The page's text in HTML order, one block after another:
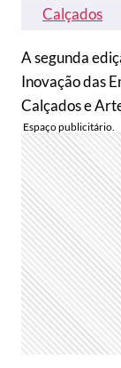
Calçados
A segunda
Inovação das
Calçados e